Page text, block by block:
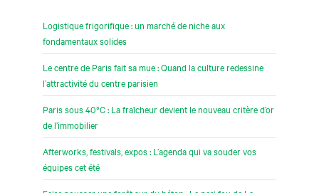
Logistique frigorifique : un marché de niche aux
fondamentaux solides
Le centre de Paris fait sa mue : Quand la culture redessine
l’attractivité du centre parisien
Paris sous 40°C : La fraîcheur devient le nouveau critère d’or
de l’immobilier
Afterworks, festivals, expos : L’agenda qui va souder vos
équipes cet été